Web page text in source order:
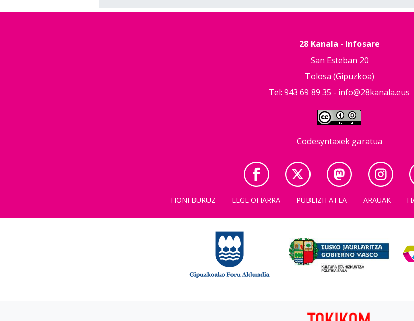
28 Kanala - Infosare
San Esteban 20
Tolosa (Gipuzkoa)
Tel: 943 69 89 35 - info@28kanala.eus
Codesyntaxek garatua
HONI BURUZ LEGE OHARRA PUBLIZITATEA ARAUAK